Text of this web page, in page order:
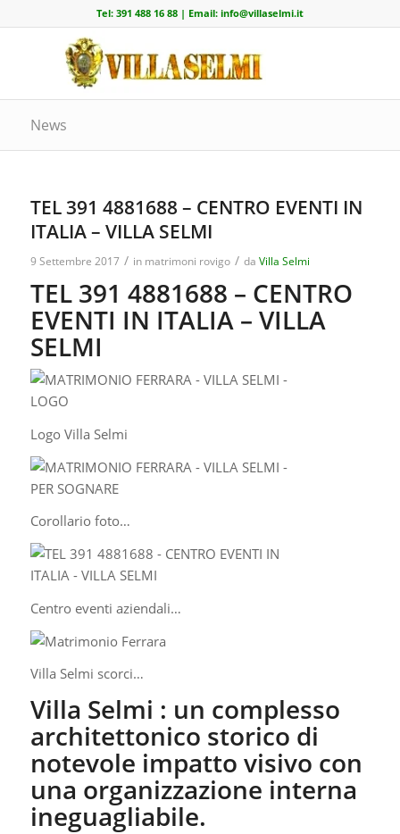
Tel: 391 488 16 88| Email: info@villaselmi.it
News
TEL 391 4881688 – CENTRO EVENTI IN
ITALIA – VILLA SELMI
9 Settembre 2017 / in matrimoni rovigo / da Villa Selmi
TEL 391 4881688 – CENTRO
EVENTI IN ITALIA – VILLA
SELMI
Logo Villa Selmi
Corollario foto…
Centro eventi aziendali…
Villa Selmi scorci…
Villa Selmi : un complesso
architettonico storico di
notevole impatto visivo con
una organizzazione interna
ineguagliabile.